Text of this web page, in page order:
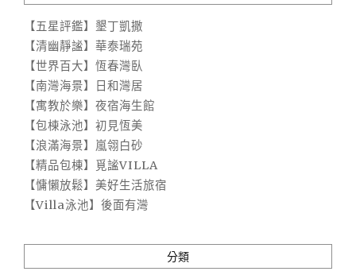
【五星評鑑】墾丁凱撒
【清幽靜謐】華泰瑞苑
【世界百大】恆春灣臥
【南灣海景】日和灣居
【寓教於樂】夜宿海生館
【包棟泳池】初見恆美
【浪滿海景】嵐翎白砂
【精品包棟】覓謐VILLA
【慵懶放鬆】美好生活旅宿
【Villa泳池】後面有灣
分類